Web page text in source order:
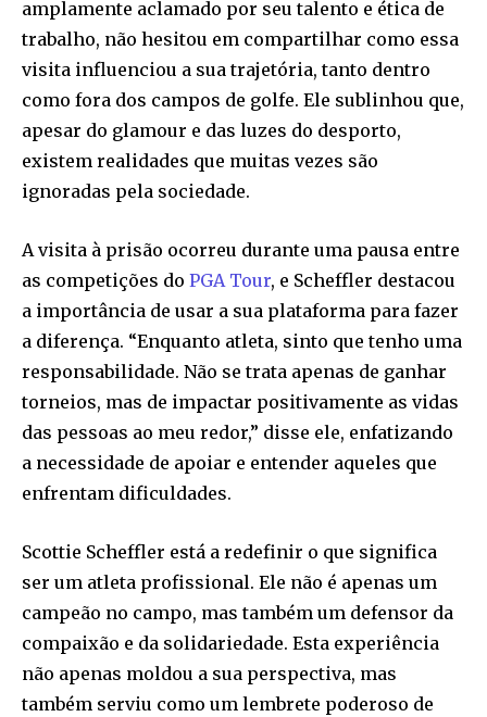
amplamente aclamado por seu talento e ética de
trabalho, não hesitou em compartilhar como essa
visita influenciou a sua trajetória, tanto dentro
como fora dos campos de golfe. Ele sublinhou que,
apesar do glamour e das luzes do desporto,
existem realidades que muitas vezes são
ignoradas pela sociedade.
A visita à prisão ocorreu durante uma pausa entre
as competições do PGA Tour, e Scheffler destacou
a importância de usar a sua plataforma para fazer
a diferença. “Enquanto atleta, sinto que tenho uma
responsabilidade. Não se trata apenas de ganhar
torneios, mas de impactar positivamente as vidas
das pessoas ao meu redor,” disse ele, enfatizando
a necessidade de apoiar e entender aqueles que
enfrentam dificuldades.
Scottie Scheffler está a redefinir o que significa
ser um atleta profissional. Ele não é apenas um
campeão no campo, mas também um defensor da
compaixão e da solidariedade. Esta experiência
não apenas moldou a sua perspectiva, mas
também serviu como um lembrete poderoso de